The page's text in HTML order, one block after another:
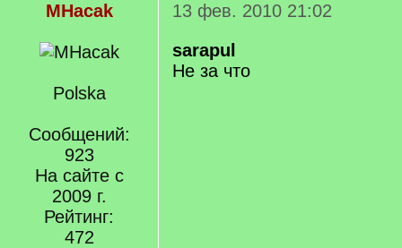
MHacak
Polska
Сообщений:
923
На сайте с
2009 г.
Рейтинг:
472
13 фев. 2010 21:02
sarapul
Не за что